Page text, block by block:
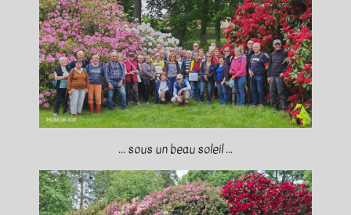
... sous un beau soleil ...